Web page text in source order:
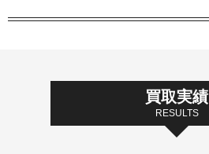
買取実績
RESULTS